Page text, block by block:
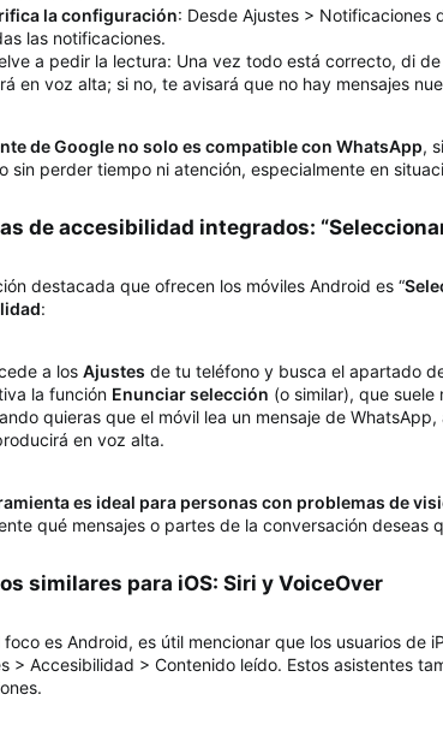
la configuración: Desde Ajustes > Notificaciones
las notificaciones.
a pedir la lectura: Una vez todo está correcto, di
en voz alta; si no, te avisará que no hay mensajes
de Google no solo es compatible con WhatsApp,
sin perder tiempo ni atención, especialmente en
de accesibilidad integrados:
destacada que ofrecen los móviles Android es “
:
a los Ajustes de tu teléfono y busca el apartado
la función Enunciar selección (o similar), que
quieras que el móvil lea un mensaje de
en voz alta.
es ideal para personas con problemas de
qué mensajes o partes de la conversación deseas
similares para iOS: Siri y VoiceOver​
foco es Android, es útil mencionar que los usuarios de
> Accesibilidad > Contenido leído. Estos asistentes